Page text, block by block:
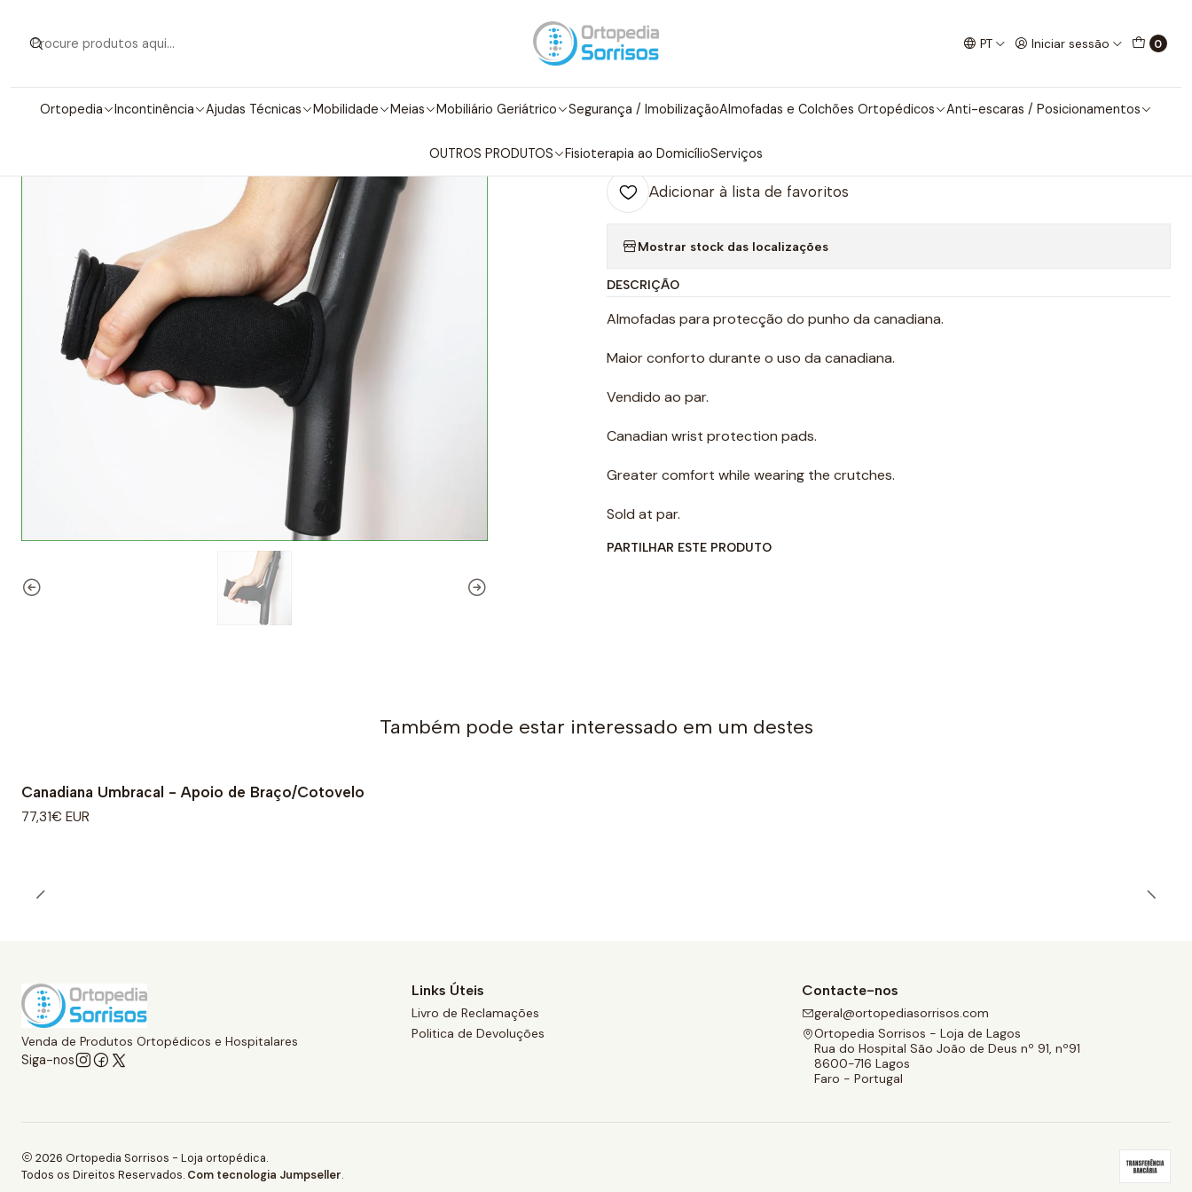
PT Iniciar sessão 0
Ortopedia Incontinência Ajudas Técnicas Mobilidade Meias Mobiliário Geriátrico Segurança / ImobilizaçãoAlmofadas e Colchões Ortopédicos Anti-escaras / Posicionamentos
OUTROS PRODUTOS Fisioterapia ao DomicílioServiços
Bengalas e Canadianas
Almofadas de Protecção para Canadianas
Quantidade
Adicionar à lista de favoritos
Mostrar stock das localizações
DESCRIÇÃO
Almofadas para protecção do punho da canadiana.
Maior conforto durante o uso da canadiana.
Vendido ao par.
Canadian wrist protection pads.
Greater comfort while wearing the crutches.
Sold at par.
PARTILHAR ESTE PRODUTO
Também pode estar interessado em um destes
Canadiana Umbracal - Apoio de Braço/Cotovelo
77,31€ EUR
Venda de Produtos Ortopédicos e Hospitalares
Siga-nos
Links Úteis
Livro de Reclamações
Politica de Devoluções
Contacte-nos
geral@ortopediasorrisos.com
Ortopedia Sorrisos - Loja de Lagos
Rua do Hospital São João de Deus nº 91, nº91
8600-716 Lagos
Faro - Portugal
2026 Ortopedia Sorrisos - Loja ortopédica.
Todos os Direitos Reservados. Com tecnologia Jumpseller.